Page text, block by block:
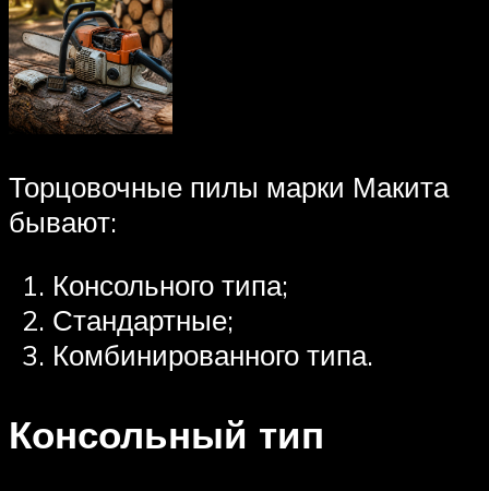
Торцовочные пилы марки Макита
бывают:
Консольного типа;
Стандартные;
Комбинированного типа.
Консольный тип